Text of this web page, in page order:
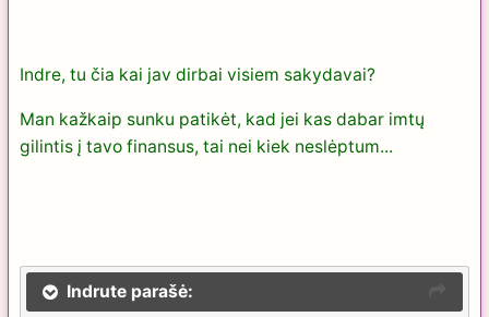
Indre, tu čia kai jav dirbai visiem sakydavai?
Man kažkaip sunku patikėt, kad jei kas dabar imtų
gilintis į tavo finansus, tai nei kiek neslėptum...
Indrute parašė: